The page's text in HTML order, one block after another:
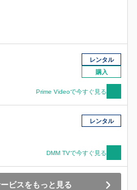
レンタル
購入
Prime Videoで今すぐ見る
レンタル
DMM TVで今すぐ見る
ビスをもっと見る